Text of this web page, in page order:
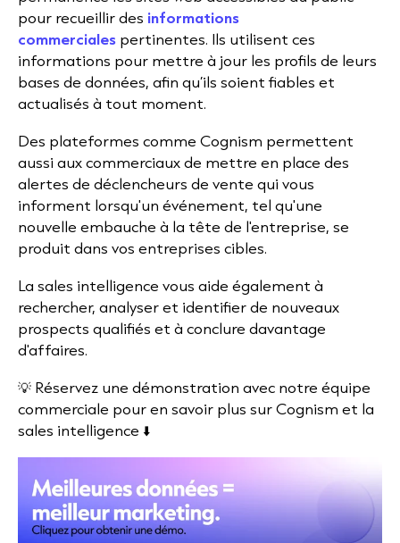
pour recueillir des informations
commerciales pertinentes. Ils utilisent ces
informations pour mettre à jour les profils de leurs
bases de données, afin qu’ils soient fiables et
actualisés à tout moment.
Des plateformes comme Cognism permettent
aussi aux commerciaux de mettre en place des
alertes de déclencheurs de vente qui vous
informent lorsqu'un événement, tel qu'une
nouvelle embauche à la tête de l'entreprise, se
produit dans vos entreprises cibles.
La sales intelligence vous aide également à
rechercher, analyser et identifier de nouveaux
prospects qualifiés et à conclure davantage
d'affaires.
💡 Réservez une démonstration avec notre équipe
commerciale pour en savoir plus sur Cognism et la
sales intelligence ⬇️